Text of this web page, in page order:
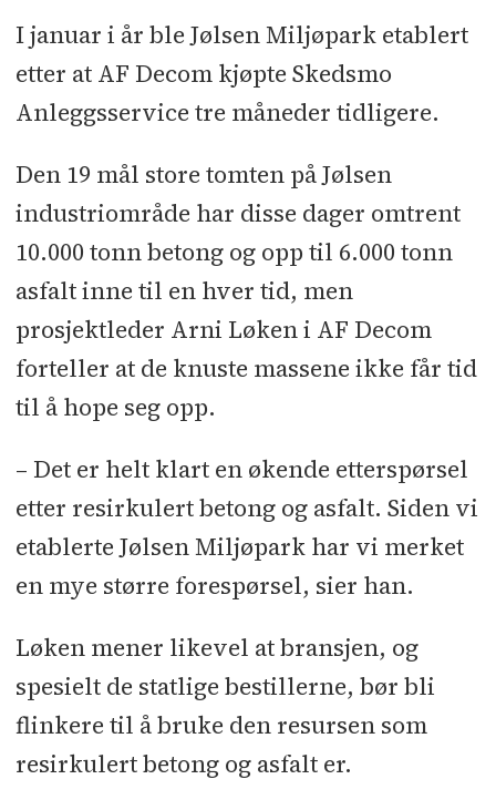
I januar i år ble Jølsen Miljøpark etablert
etter at AF Decom kjøpte Skedsmo
Anleggsservice tre måneder tidligere.
Den 19 mål store tomten på Jølsen
industriområde har disse dager omtrent
10.000 tonn betong og opp til 6.000 tonn
asfalt inne til en hver tid, men
prosjektleder Arni Løken i AF Decom
forteller at de knuste massene ikke får tid
til å hope seg opp.
– Det er helt klart en økende etterspørsel
etter resirkulert betong og asfalt. Siden vi
etablerte Jølsen Miljøpark har vi merket
en mye større forespørsel, sier han.
Løken mener likevel at bransjen, og
spesielt de statlige bestillerne, bør bli
flinkere til å bruke den resursen som
resirkulert betong og asfalt er.